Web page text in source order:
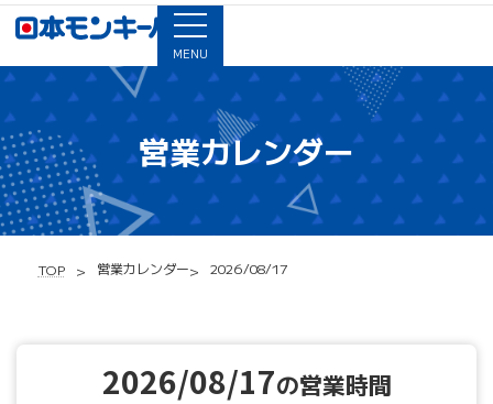
MENU
営業カレンダー
TOP 営業カレンダー 2026/08/17
2026/08/17の営業時間